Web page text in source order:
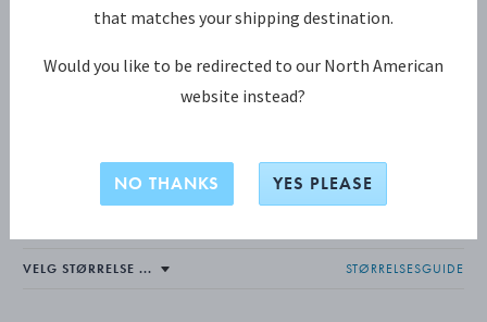
MOONLIGHT GRAPES ring
STØRRELSESGUIDE
that matches your shipping destination.
Would you like to be redirected to our North American
website instead?
NO THANKS YES PLEASE